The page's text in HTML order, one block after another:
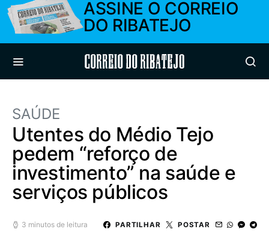
ASSINE O CORREIO
DO RIBATEJO
Correio do Ribatejo
SAÚDE
Utentes do Médio Tejo
pedem “reforço de
investimento” na saúde e
serviços públicos
3 minutos de leitura PARTILHAR POSTAR